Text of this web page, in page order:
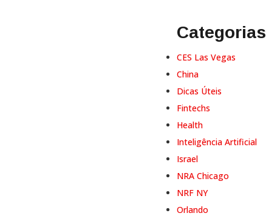
Categorias
CES Las Vegas
China
Dicas Úteis
Fintechs
Health
Inteligência Artificial
Israel
NRA Chicago
NRF NY
Orlando